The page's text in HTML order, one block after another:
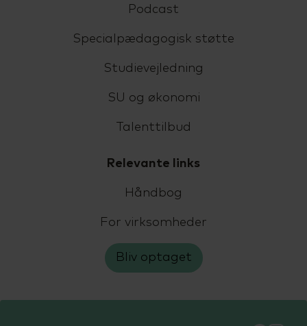
Podcast
Specialpædagogisk støtte
Studievejledning
SU og økonomi
Talenttilbud
Relevante links
Håndbog
For virksomheder
Bliv optaget